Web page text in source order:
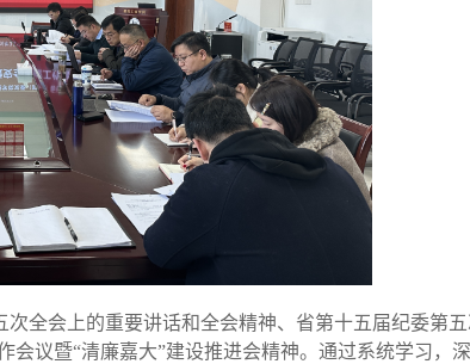
全会上的重要讲话和全会精神、 省第十五届纪委第
会议暨“清廉嘉大”建设推进会精神。通过系统学习，